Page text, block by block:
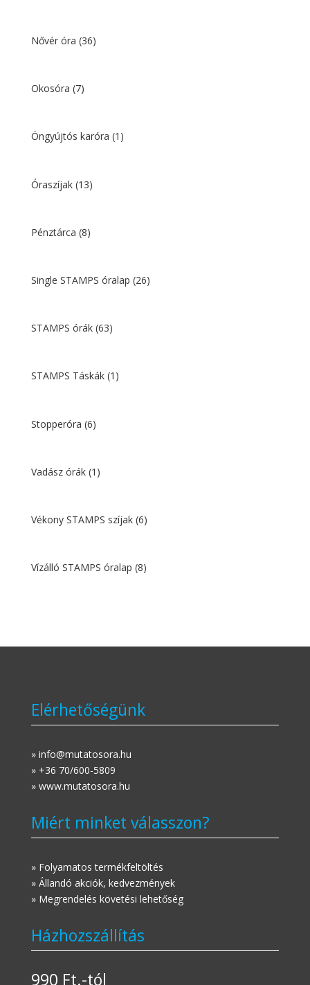
Nővér óra (36)
Okosóra (7)
Öngyújtós karóra (1)
Óraszíjak (13)
Pénztárca (8)
Single STAMPS óralap (26)
STAMPS órák (63)
STAMPS Táskák (1)
Stopperóra (6)
Vadász órák (1)
Vékony STAMPS szíjak (6)
Vízálló STAMPS óralap (8)
Elérhetőségünk
» info@mutatosora.hu
» +36 70/600-5809
» www.mutatosora.hu
Miért minket válasszon?
» Folyamatos termékfeltöltés
» Állandó akciók, kedvezmények
» Megrendelés követési lehetőség
Házhozszállítás
990 Ft.-tól